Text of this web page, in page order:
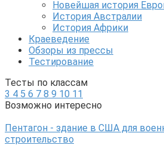
Новейшая история
История Австралии
История Африки
Краеведение
Обзоры из прессы
Тестирование
Тесты по классам
3 4 5 6 7 8 9 10 11
Возможно интересно
Пентагон - здание в США для
строительство